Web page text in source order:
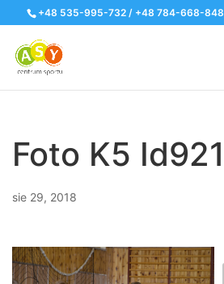
+48 535-995-732 / +48 784-668-848
Foto K5 Id921
sie 29, 2018